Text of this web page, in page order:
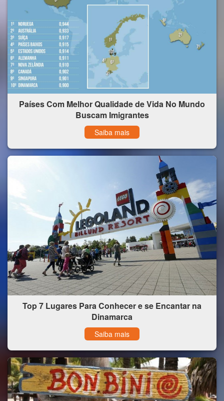
Países Com Melhor Qualidade de Vida No Mundo
Buscam Imigrantes
Saiba mais
Top 7 Lugares Para Conhecer e se Encantar na
Dinamarca
Saiba mais